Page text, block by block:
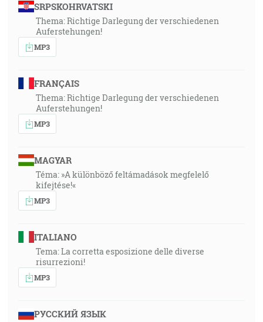
SRPSKOHRVATSKI
Thema: Richtige Darlegung der verschiedenen
Auferstehungen!
MP3
FRANÇAIS
Thema: Richtige Darlegung der verschiedenen
Auferstehungen!
MP3
MAGYAR
Téma: »A különböző feltámadások megfelelő
kifejtése!«
MP3
ITALIANO
Tema: La corretta esposizione delle diverse
risurrezioni!
MP3
РУССКИЙ ЯЗЫК